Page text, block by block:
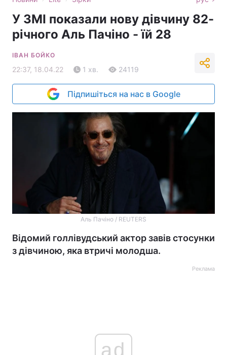
У ЗМІ показали нову дівчину 82-
річного Аль Пачіно - їй 28
ІВАН БОЙКО
22:37, 18.04.22 1 хв. 24119
Підпишіться на нас в Google
Аль Пачіно / REUTERS
Відомий голлівудський актор завів стосунки
з дівчиною, яка втричі молодша.
Реклама
ad